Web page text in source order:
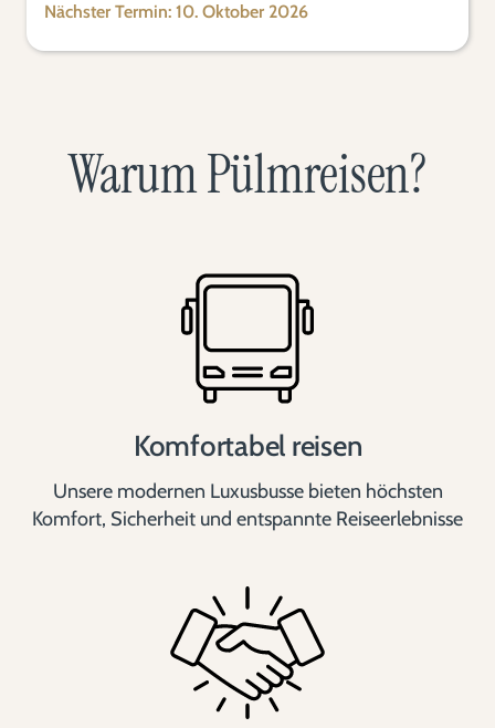
Nächster Termin: 10. Oktober 2026
Warum Pülmreisen?
Komfortabel reisen
Unsere modernen Luxusbusse bieten höchsten
Komfort, Sicherheit und entspannte Reiseerlebnisse